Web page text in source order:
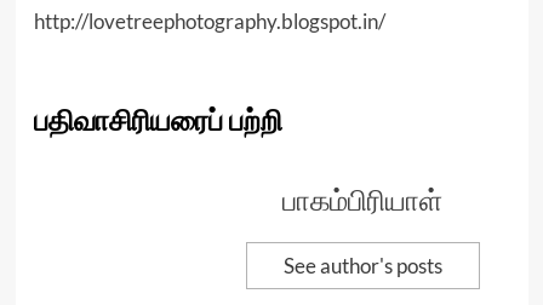
http://lovetreephotography.blogspot.in/
பதிவாசிரியரைப் பற்றி
பாகம்பிரியாள்
See author's posts